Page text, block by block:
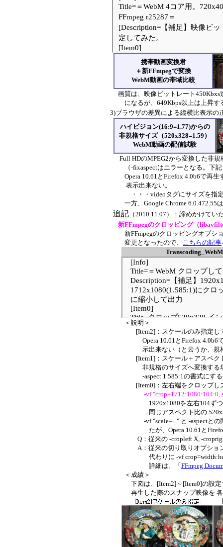
携帯動画変換君
＋新FFmpegで変換
WebM動画の帯域比較
画質は、映像ビットレート450Kbxs迄
になるが、649Kbps以上は上昇する
3)ブラウザの差異による縦横比表示の
ハイビジョン(16:9=1.77)からの
非規格サイズ（520x328=1.59）
WebM動画の配信試験
Full HDのMPEG2から変換した非規格
（-fixaspectはエラーとなる。下記
Opera 10.61とFirefox 4.0b6で再生
表示出来ない。
・・・videoタグにサイズを指定し
一方、Google Chrome 6.0.472.55は
追記 （2010.11.07）：諦めかけて
新FFmpegのクロッピング（
新FFmpegのクロッピングオプション
変更となったので、 こちらの記事
＜説明＞
[Item2]：スケールのみ指定してア
Opera 10.61とFirefox 4.0b6で
示出来ない（と云うか、規格アス
[Item1]：スケール＋アスペクト
非規格のサイズへ変換する場合は
-aspect 1.585:1の書式にすると変
[Item0]：左右端をクロップしスケ
-vf "crop=1712:1080:104:0,
1920x1080を左右104ずつ削除し
同じアスペクト比の 520x328
-vf "scale=..." と -aspectとの関係
たが、Opera 10.61とFirefox
Q：従来の -cropleft X, -cropright Y
A：従来の切り取りオプションは
代わりに -vf
詳細は、「 FFmpeg
＜成績＞
下図は、[Item2]～[Item0]の設定で出
再生した際のスナップ映像を